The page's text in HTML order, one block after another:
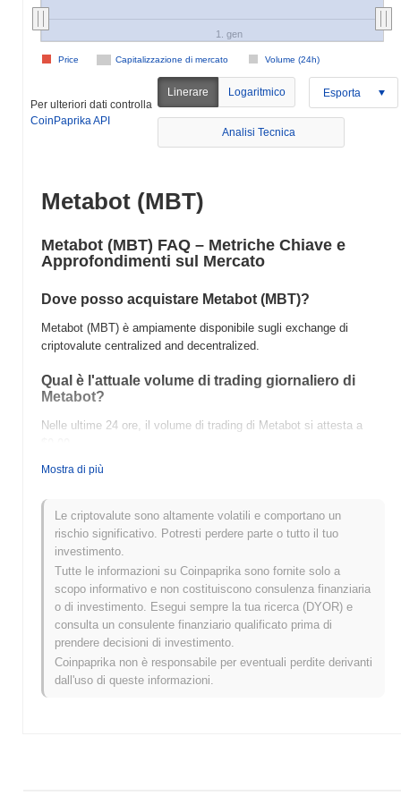
Capitalizzazione di mercato Volume (24h)
Price
1. gen
Per ulteriori dati controlla
CoinPaprika API
Linerare Logaritmico Esporta
Analisi Tecnica
Metabot (MBT)
Metabot (MBT) FAQ – Metriche Chiave e
Approfondimenti sul Mercato
Dove posso acquistare Metabot (MBT)?
Metabot (MBT) è ampiamente disponibile sugli exchange di
criptovalute centralized and decentralized.
Qual è l'attuale volume di trading giornaliero di
Metabot?
Nelle ultime 24 ore, il volume di trading di Metabot si attesta a
Qual è lo storico della fascia di prezzo di Metabot?
Massimo Storico (ATH):
Minimo Storico (ATL):
ATH .
Come si sta comportando Metabot rispetto al
mercato crypto più ampio?
Negli ultimi 7 giorni, Metabot ha guadagnato 0.00%,
sottoperformando il mercato crypto complessivo che ha registrato
un guadagno del
Mostra di più
Le criptovalute sono altamente volatili e comportano un
rischio significativo. Potresti perdere parte o tutto il tuo
investimento.
Tutte le informazioni su Coinpaprika sono fornite solo a
scopo informativo e non costituiscono consulenza finanziaria
o di investimento. Esegui sempre la tua ricerca (DYOR) e
consulta un consulente finanziario qualificato prima di
prendere decisioni di investimento.
Coinpaprika non è responsabile per eventuali perdite derivanti
dall'uso di queste informazioni.